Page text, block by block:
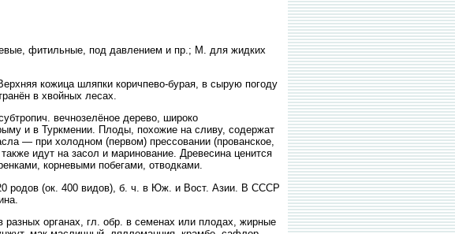
фитильные, под давлением и пр.; М. для жидких
кожица шляпки коричпево-бурая, в сырую погоду
в хвойных лесах.
вечнозелёное дерево, широко
и в Туркмении. Плоды, похожие на сливу, содержат
— при холодном (первом) прессовании (прованское,
идут на засол и маринование. Древесина ценится
корневыми побегами, отводками.
родов (ок. 400 видов), б. ч. в Юж. и Вост. Азии. В СССР
органах, гл. обр. в семенах или плодах, жирные